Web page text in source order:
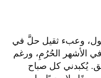
وعبء ثقيل حلَّ في
الأشهر الحُرُمِ، ورغم
يُكبدني كل صباح